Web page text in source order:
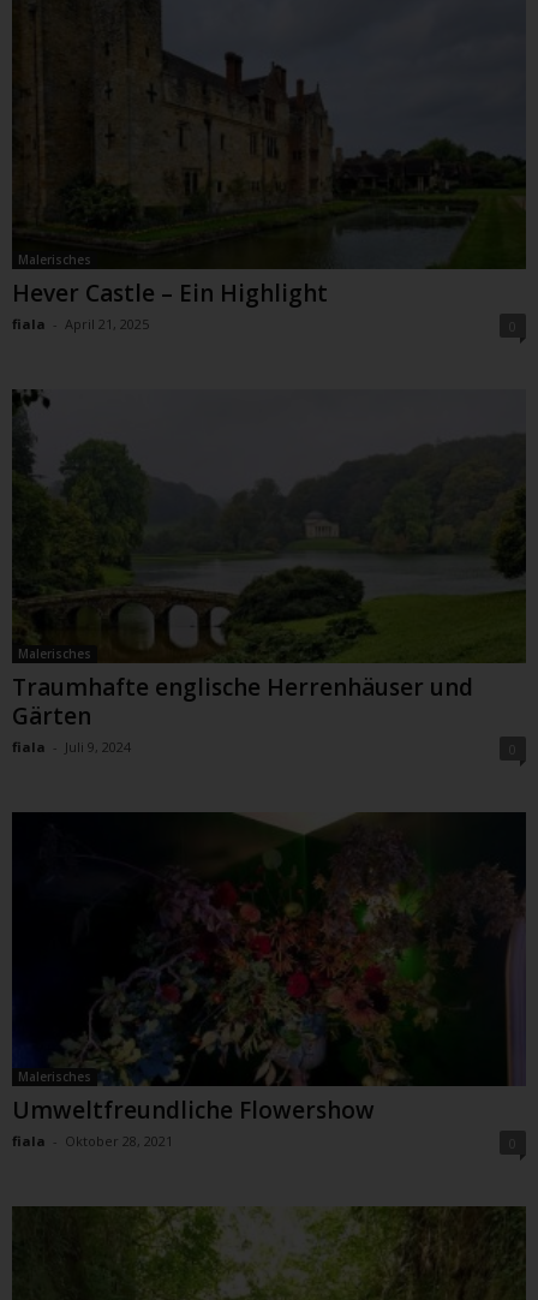
Malerisches
Hever Castle – Ein Highlight
fiala - April 21, 2025
Malerisches
Traumhafte englische Herrenhäuser und
Gärten
fiala - Juli 9, 2024
Malerisches
Umweltfreundliche Flowershow
fiala - Oktober 28, 2021